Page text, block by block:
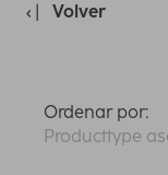
Volver
Ordenar por:
Producttype